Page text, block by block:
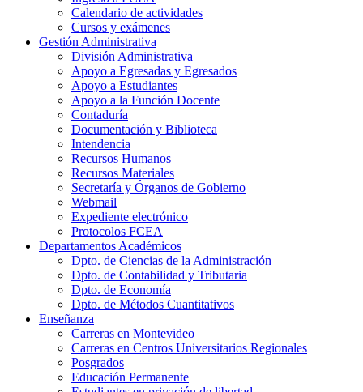
Calendario de actividades
Cursos y exámenes
Gestión Administrativa
División Administrativa
Apoyo a Egresadas y Egresados
Apoyo a Estudiantes
Apoyo a la Función Docente
Contaduría
Documentación y Biblioteca
Intendencia
Recursos Humanos
Recursos Materiales
Secretaría y Órganos de Gobierno
Webmail
Expediente electrónico
Protocolos FCEA
Departamentos Académicos
Dpto. de Ciencias de la Administración
Dpto. de Contabilidad y Tributaria
Dpto. de Economía
Dpto. de Métodos Cuantitativos
Enseñanza
Carreras en Montevideo
Carreras en Centros Universitarios Regionales
Posgrados
Educación Permanente